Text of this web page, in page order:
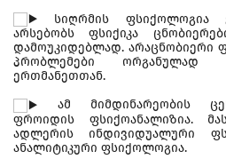
სიღრმის ფსიქოლოგია
არსებობს ფსიქიკა
დამოუკიდებლად. არაცნობიერი
პრობლემები ორგანულად
ერთმანეთთან.
ამ მიმდინარეობის
ფროიდის ფსიქოანალიზია.
ადლერის ინდივიდუალური
ანალიტიკური ფსიქოლოგია.